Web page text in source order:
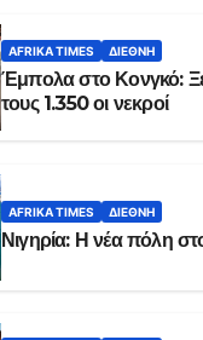
AFRIKA TIMES ΔΙΕΘΝΉ
Έμπολα στο Κονγκό:
τους 1.350 οι νεκροί
AFRIKA TIMES ΔΙΕΘΝΉ
Νιγηρία: Η νέα πόλη